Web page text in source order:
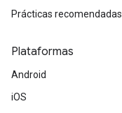
Prácticas
Plataformas
Android
iOS